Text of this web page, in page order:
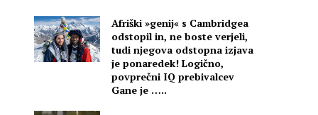
Afriški »genij« s Cambridgea
odstopil in, ne boste verjeli,
tudi njegova odstopna izjava
je ponaredek! Logično,
povprečni IQ prebivalcev
Gane je …..